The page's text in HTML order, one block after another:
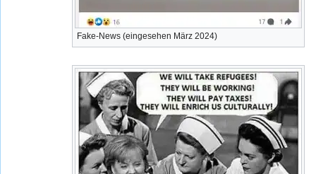
Fake-News (eingesehen März 2024)